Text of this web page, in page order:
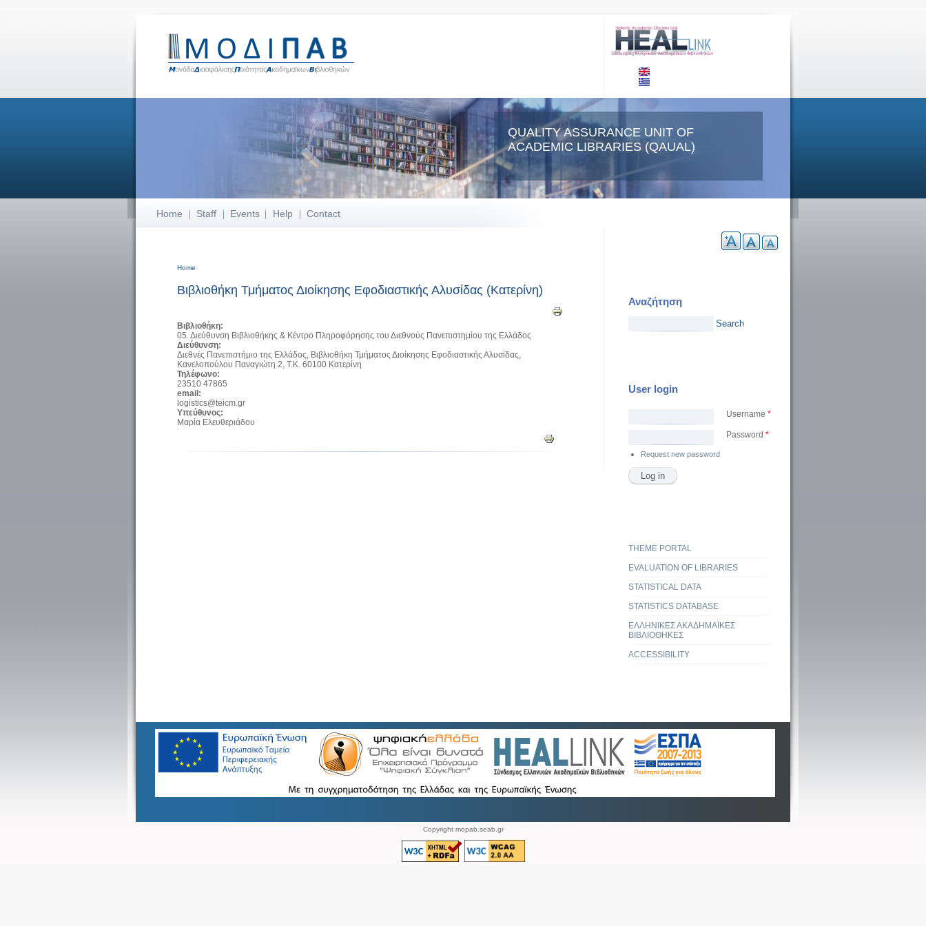
QUALITY ASSURANCE UNIT OF
ACADEMIC LIBRARIES (QAUAL)
Home Staff Events Help Contact
Home
Βιβλιοθήκη Τμήματος Διοίκησης Εφοδιαστικής Αλυσίδας (Κατερίνη)
Βιβλιοθήκη:
05. Διεύθυνση Βιβλιοθήκης & Κέντρο Πληροφόρησης του Διεθνούς Πανεπιστημίου της Ελλάδος
Διεύθυνση:
Διεθνές Πανεπιστήμιο της Ελλάδος, Βιβλιοθήκη Τμήματος Διοίκησης Εφοδιαστικής Αλυσίδας,
Κανελοπούλου Παναγιώτη 2, Τ.Κ. 60100 Κατερίνη
Τηλέφωνο:
23510 47865
email:
logistics@teicm.gr
Υπεύθυνος:
Μαρία Ελευθεριάδου
Αναζήτηση
User login
Username *
Password *
Request new password
THEME PORTAL
EVALUATION OF LIBRARIES
STATISTICAL DATA
STATISTICS DATABASE
ΕΛΛΗΝΙΚΕΣ ΑΚΑΔΗΜΑΪΚΕΣ
ΒΙΒΛΙΟΘΗΚΕΣ
ACCESSIBILITY
Copyright mopab.seab.gr